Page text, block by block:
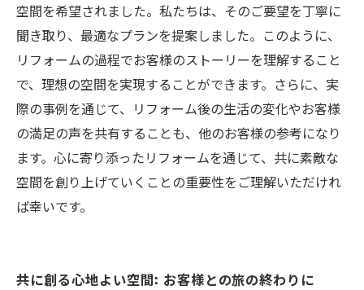
空間を希望されました。私たちは、そのご要望を丁寧に
聞き取り、最適なプランを提案しました。このように、
リフォームの過程でお客様のストーリーを理解すること
で、理想の空間を実現することができます。さらに、実
際の事例を通じて、リフォーム後の生活の変化やお客様
の満足の声を共有することも、他のお客様の参考になり
ます。心に寄り添ったリフォームを通じて、共に素敵な
空間を創り上げていくことの重要性をご理解いただけれ
ば幸いです。
共に創る心地よい空間: お客様との旅の終わりに